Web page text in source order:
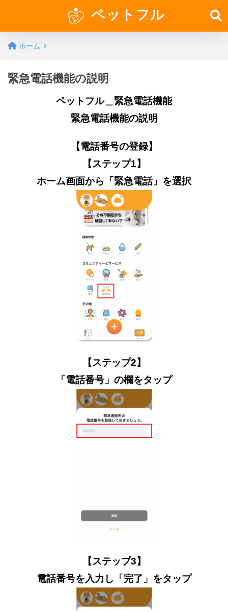
ペットフル
ホーム
緊急電話機能の説明
ペットフル＿緊急電話機能
緊急電話機能の説明
【電話番号の登録】
【ステップ1】
ホーム画面から「緊急電話」を選択
【ステップ2】
「電話番号」の欄をタップ
【ステップ3】
電話番号を入力し「完了」をタップ